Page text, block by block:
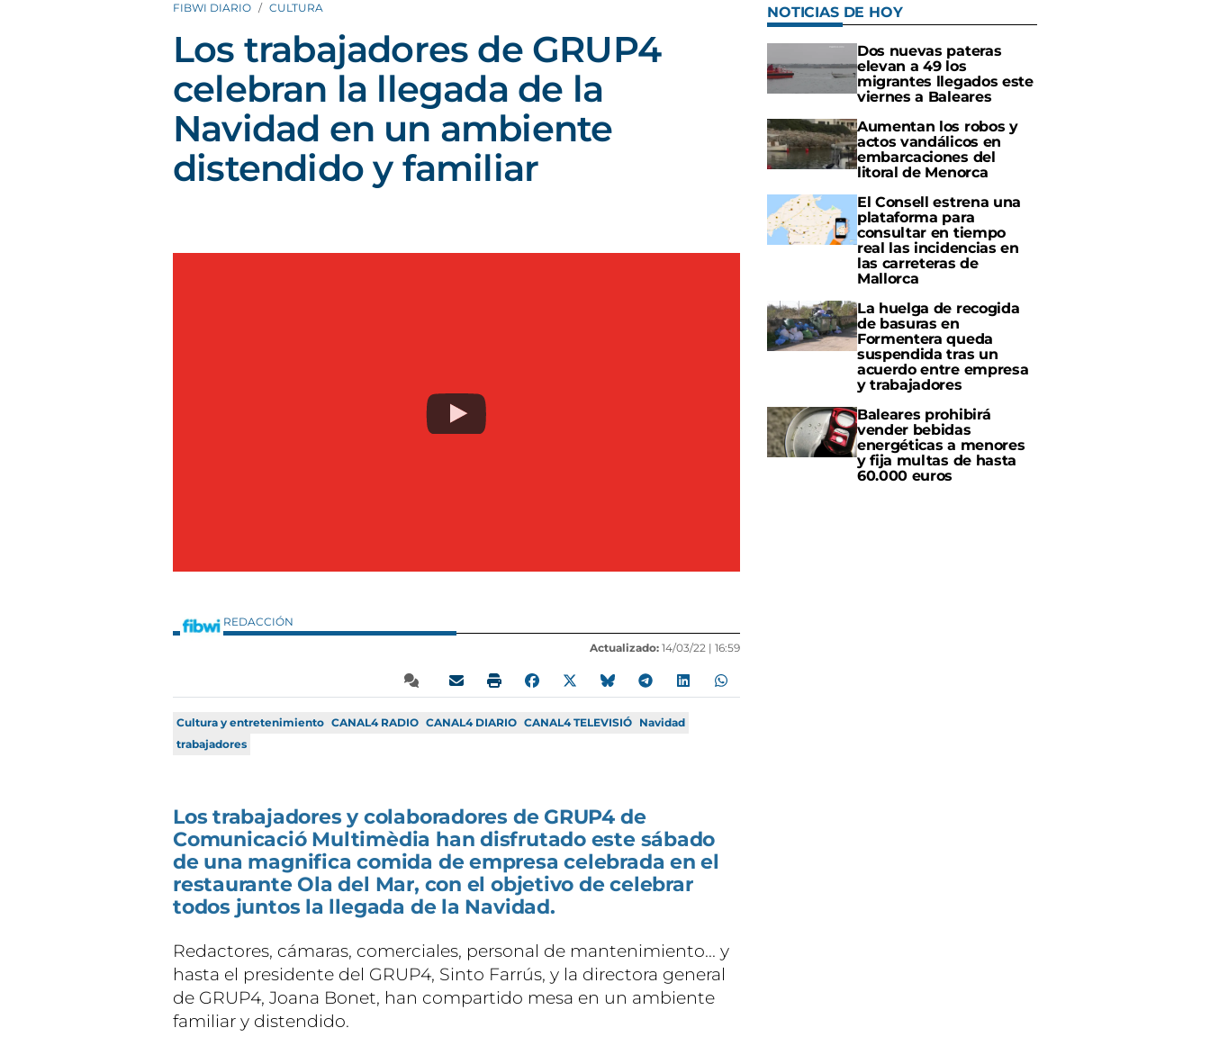
FIBWI DIARIO CULTURA
Los trabajadores de GRUP4
celebran la llegada de la
Navidad en un ambiente
distendido y familiar
REDACCIÓN
Actualizado: 14/03/22 | 16:59
Cultura y entretenimiento CANAL4 RADIO CANAL4 DIARIO CANAL4 TELEVISIÓ Navidad
trabajadores
Los trabajadores y colaboradores de GRUP4 de
Comunicació Multimèdia han disfrutado este sábado
de una magnifica comida de empresa celebrada en el
restaurante Ola del Mar, con el objetivo de celebrar
todos juntos la llegada de la Navidad.
Redactores, cámaras, comerciales, personal de mantenimiento... y
hasta el presidente del GRUP4, Sinto Farrús, y la directora general
de GRUP4, Joana Bonet, han compartido mesa en un ambiente
familiar y distendido.
NOTICIAS DE HOY
Dos nuevas pateras
elevan a 49 los
migrantes llegados este
viernes a Baleares
Aumentan los robos y
actos vandálicos en
embarcaciones del
litoral de Menorca
El Consell estrena una
plataforma para
consultar en tiempo
real las incidencias en
las carreteras de
Mallorca
La huelga de recogida
de basuras en
Formentera queda
suspendida tras un
acuerdo entre empresa
y trabajadores
Baleares prohibirá
vender bebidas
energéticas a menores
y fija multas de hasta
60.000 euros